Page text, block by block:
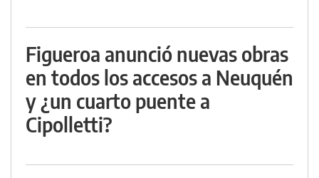
Figueroa anunció nuevas obras
en todos los accesos a Neuquén
y ¿un cuarto puente a
Cipolletti?